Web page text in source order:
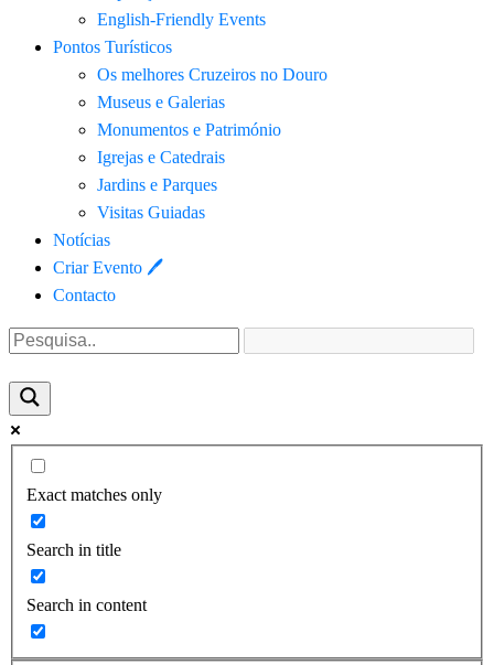
English-Friendly Events
Pontos Turísticos
Os melhores Cruzeiros no Douro​
Museus e Galerias
Monumentos e Património
Igrejas e Catedrais
Jardins e Parques
Visitas Guiadas
Notícias
Criar Evento 🖊
Contacto
Exact matches only
Search in title
Search in content